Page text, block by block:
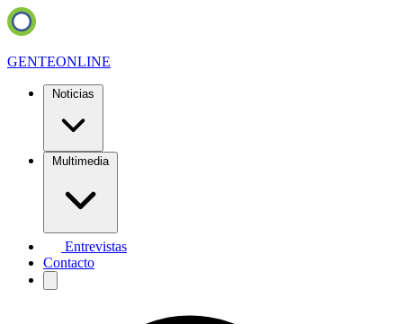
GENTEONLINE
Noticias
Multimedia
Entrevistas
Contacto